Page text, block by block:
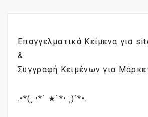
Επαγγελματικά Κείμενα για
&
Συγγραφή Κειμένων για
.•*(¸.•*´ ★`*•.¸)`*•.